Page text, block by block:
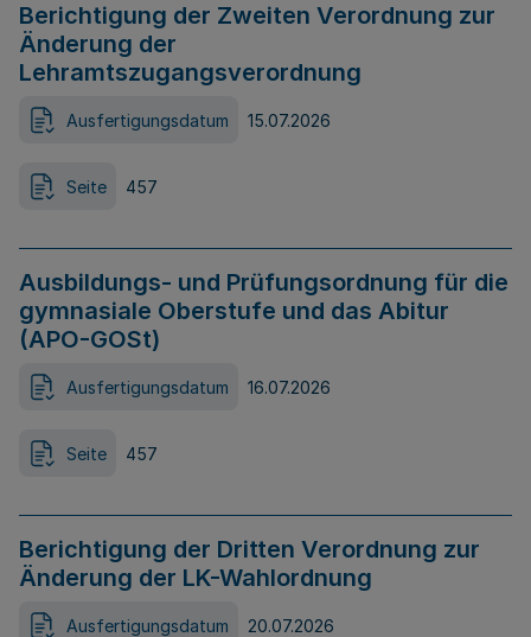
Berichtigung der Zweiten Verordnung zur
Änderung der
Lehramtszugangsverordnung
Ausfertigungsdatum 15.07.2026
Seite 457
Ausbildungs- und Prüfungsordnung für die
gymnasiale Oberstufe und das Abitur
(APO-GOSt)
Ausfertigungsdatum 16.07.2026
Seite 457
Berichtigung der Dritten Verordnung zur
Änderung der LK-Wahlordnung
Ausfertigungsdatum 20.07.2026